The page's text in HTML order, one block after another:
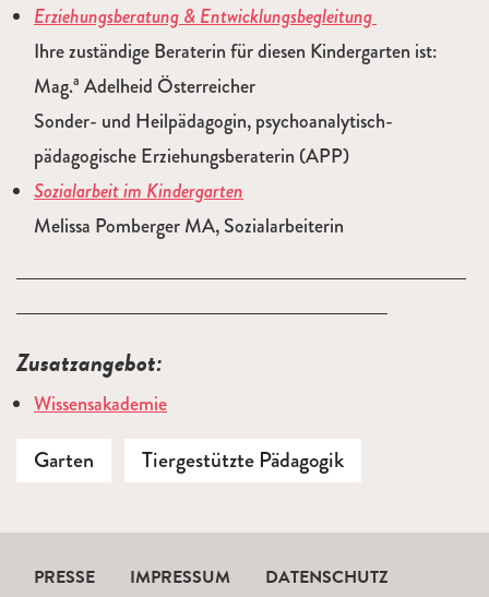
Erziehungsberatung & Entwicklungsbegleitung
Ihre zuständige Beraterin für diesen Kindergarten ist:
Mag.a Adelheid Österreicher
Sonder- und Heilpädagogin, psychoanalytisch-
pädagogische Erziehungsberaterin (APP)
Sozialarbeit im Kindergarten
Melissa Pomberger MA, Sozialarbeiterin
Zusatzangebot:
Wissensakademie
Garten Tiergestützte Pädagogik
PRESSE IMPRESSUM DATENSCHUTZ